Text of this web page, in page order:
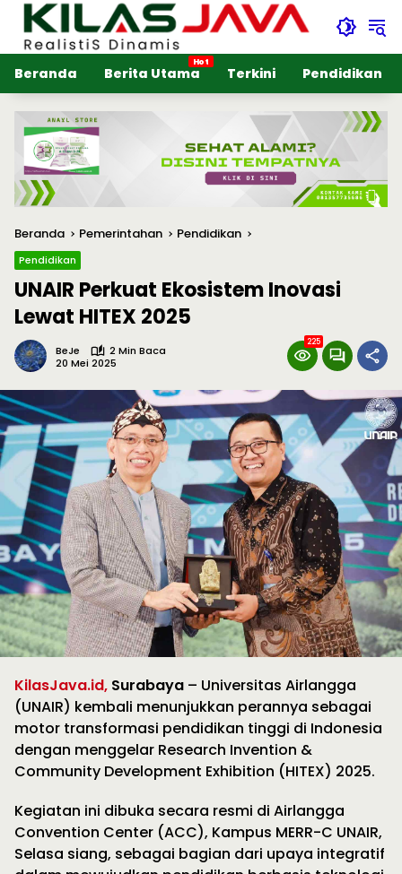
Langsung
konten
Beranda
Berita Utama Terkini Pendidikan
Beranda Pemerintahan Pendidikan
Pendidikan
UNAIR Perkuat Ekosistem Inovasi
Lewat HITEX 2025
BeJe
2 Min Baca
20 Mei 2025
225
KilasJava.id, Surabaya – Universitas Airlangga
(UNAIR) kembali menunjukkan perannya sebagai
motor transformasi pendidikan tinggi di Indonesia
dengan menggelar Research Invention &
Community Development Exhibition (HITEX) 2025.
Kegiatan ini dibuka secara resmi di Airlangga
Convention Center (ACC), Kampus MERR-C UNAIR,
Selasa siang, sebagai bagian dari upaya integratif